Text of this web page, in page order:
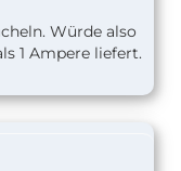
Würde also
1 Ampere liefert.